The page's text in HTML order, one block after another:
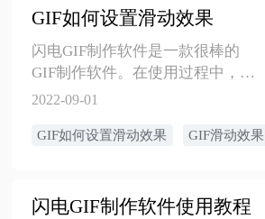
GIF如何设置滑动效果
闪电GIF制作软件是一款很棒的
GIF制作软件。在使用过程中，如
果需要给GIF添加滑动效果，应该
和截图分享出来，供大家参考使
2022-09-01
GIF如何设置滑动效果 GIF滑动效果
闪电GIF制作软件使用教程